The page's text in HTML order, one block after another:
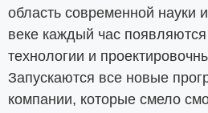
область современной науки
веке каждый час
технологии и
Запускаются все новые
компании, которые смело